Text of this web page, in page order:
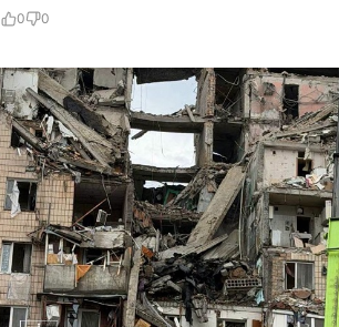
0 0